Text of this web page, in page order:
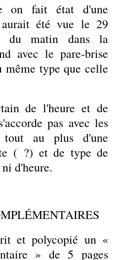
on fait état d'une
été vue le 29
du matin dans la
avec le pare-brise
même type que celle
de l'heure et de
pas avec les
au plus d'une
( ?) et de type de
d'heure.
et polycopié un «
» de 5 pages